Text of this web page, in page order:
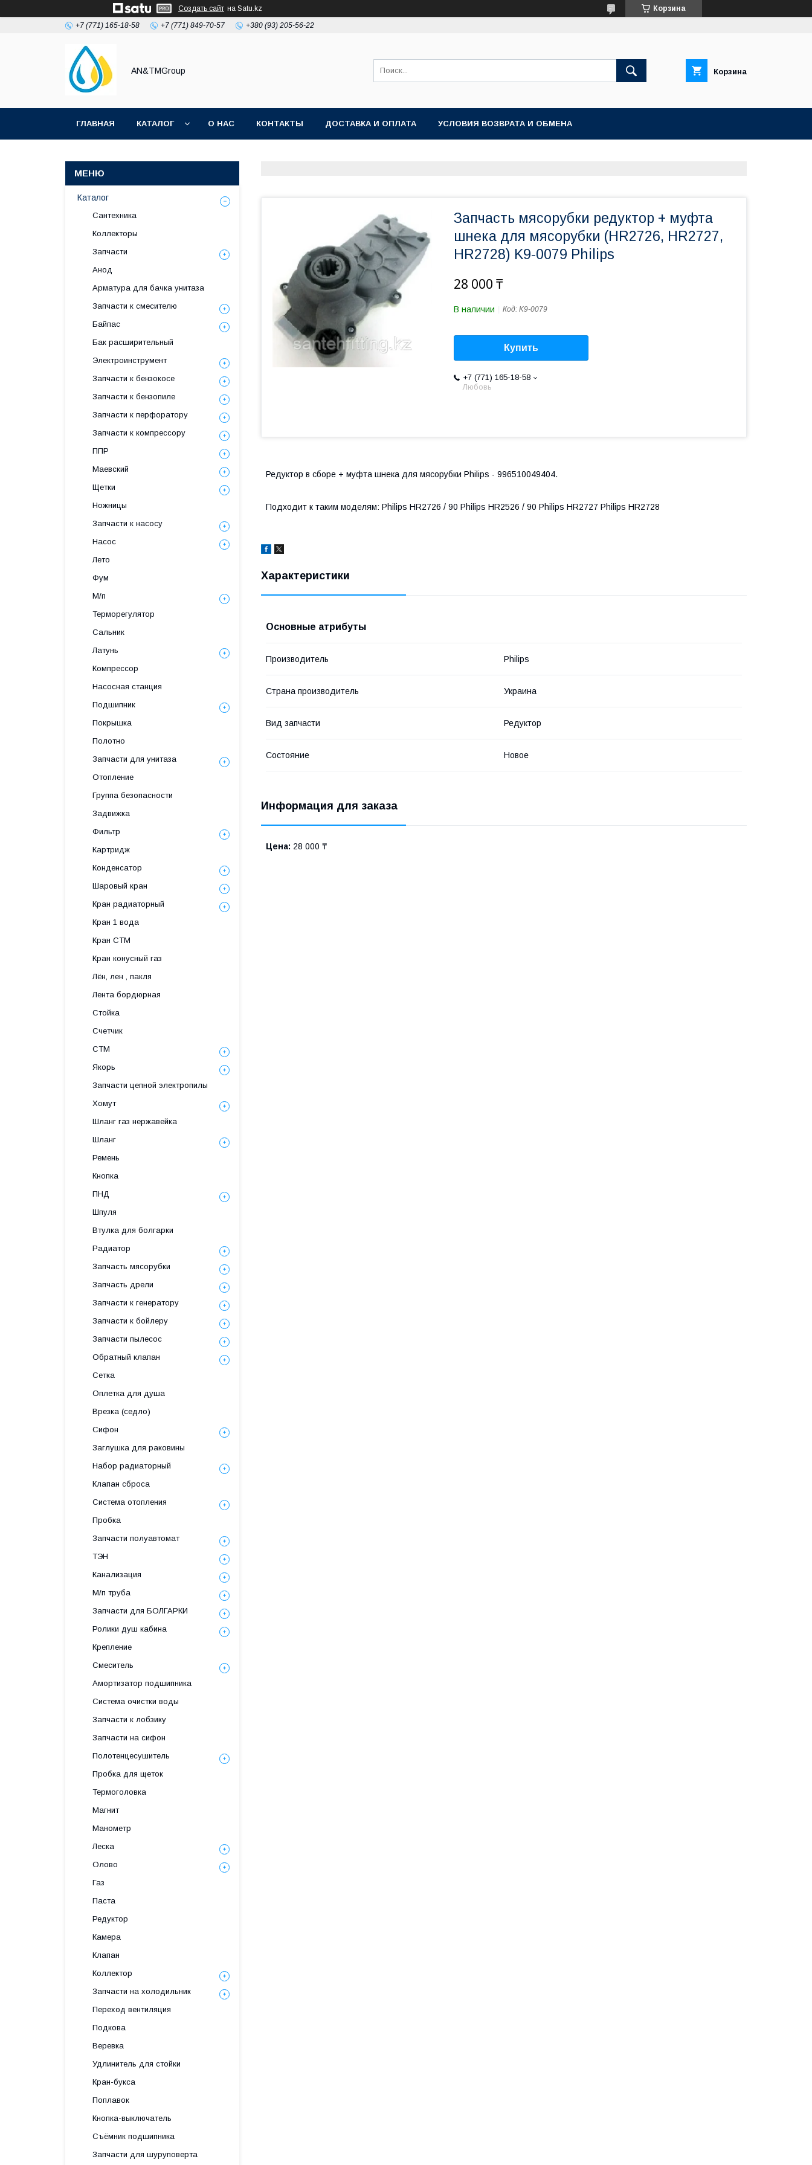
Создать сайт на Satu.kz Корзина
+7 (771) 165-18-58 +7 (771) 849-70-57 +380 (93) 205-56-22
AN&TMGroup Корзина
ГЛАВНАЯ КАТАЛОГ О НАС КОНТАКТЫ ДОСТАВКА И ОПЛАТА УСЛОВИЯ ВОЗВРАТА И ОБМЕНА
Запчасть мясорубки редуктор + муфта
шнека для мясорубки (HR2726, HR2727,
HR2728) K9-0079 Philips
28 000 ₸
В наличии Код: K9-0079
Купить
+7 (771) 165-18-58
Любовь
Редуктор в сборе + муфта шнека для мясорубки Philips - 996510049404.
Подходит к таким моделям: Philips HR2726 / 90 Philips HR2526 / 90 Philips HR2727 Philips HR2728
Характеристики
Основные атрибуты
Производитель Philips
Страна производитель Украина
Вид запчасти Редуктор
Состояние Новое
Информация для заказа
Цена: 28 000 ₸
Каталог
Сантехника
Коллекторы
Запчасти
Анод
Арматура для бачка унитаза
Запчасти к смесителю
Байпас
Бак расширительный
Электроинструмент
Запчасти к бензокосе
Запчасти к бензопиле
Запчасти к перфоратору
Запчасти к компрессору
ППР
Маевский
Щетки
Ножницы
Запчасти к насосу
Насос
Лето
Фум
М/п
Терморегулятор
Сальник
Латунь
Компрессор
Насосная станция
Подшипник
Покрышка
Полотно
Запчасти для унитаза
Отопление
Группа безопасности
Задвижка
Фильтр
Картридж
Конденсатор
Шаровый кран
Кран радиаторный
Кран 1 вода
Кран СТМ
Кран конусный газ
Лён, лен , пакля
Лента бордюрная
Стойка
Счетчик
СТМ
Якорь
Запчасти цепной электропилы
Хомут
Шланг газ нержавейка
Шланг
Ремень
Кнопка
ПНД
Шпуля
Втулка для болгарки
Радиатор
Запчасть мясорубки
Запчасть дрели
Запчасти к генератору
Запчасти к бойлеру
Запчасти пылесос
Обратный клапан
Сетка
Оплетка для душа
Врезка (седло)
Сифон
Заглушка для раковины
Набор радиаторный
Клапан сброса
Система отопления
Пробка
Запчасти полуавтомат
ТЭН
Канализация
М/п труба
Запчасти для БОЛГАРКИ
Ролики душ кабина
Крепление
Смеситель
Амортизатор подшипника
Система очистки воды
Запчасти к лобзику
Запчасти на сифон
Полотенцесушитель
Пробка для щеток
Термоголовка
Магнит
Манометр
Леска
Олово
Газ
Паста
Редуктор
Камера
Клапан
Коллектор
Запчасти на холодильник
Переход вентиляция
Подкова
Веревка
Удлинитель для стойки
Кран-букса
Поплавок
Кнопка-выключатель
Съёмник подшипника
Запчасти для шуруповерта